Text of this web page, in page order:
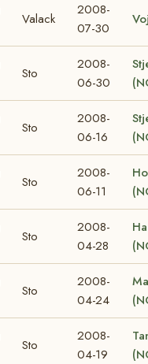
Valack
2008-
07-30
Sto
2008-
06-30
Sto
2008-
06-16
Sto
2008-
06-11
Sto
2008-
04-28
Sto
2008-
04-24
Sto
2008-
04-19